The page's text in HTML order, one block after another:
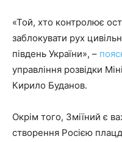
«Той, хто контролює
заблокувати рух
південь України», –
управління розвідки
Кирило Буданов.
Окрім того, Зміїний є
створення Росією